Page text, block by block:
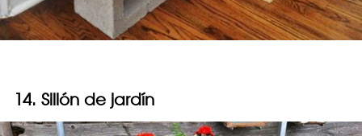
14. Sillón de jardín